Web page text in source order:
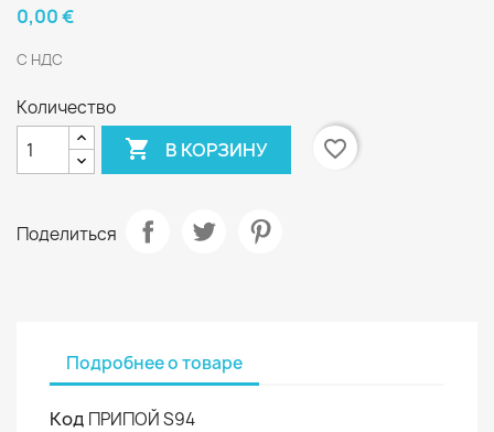
0,00 €
С НДС
Количество
 В КОРЗИНУ favorite_border
Поделиться
Подробнее о товаре
Код ПРИПОЙ S94